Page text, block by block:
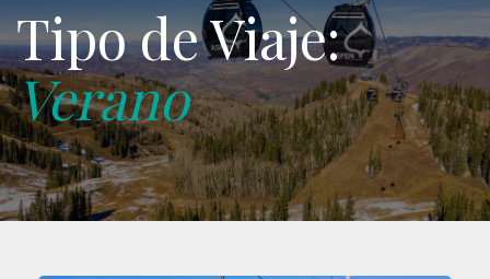
Tipo de Viaje:
Verano